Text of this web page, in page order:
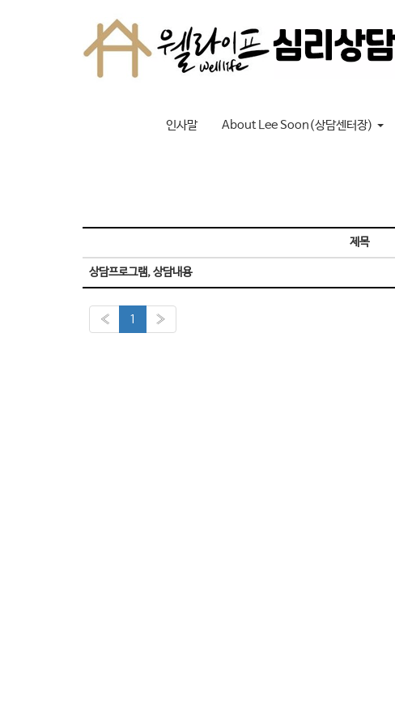
인사말 About Lee Soon(상담센터장)
​웰라이프심리상담센터
제목
상담프로그램, 상담내용
« 1 »